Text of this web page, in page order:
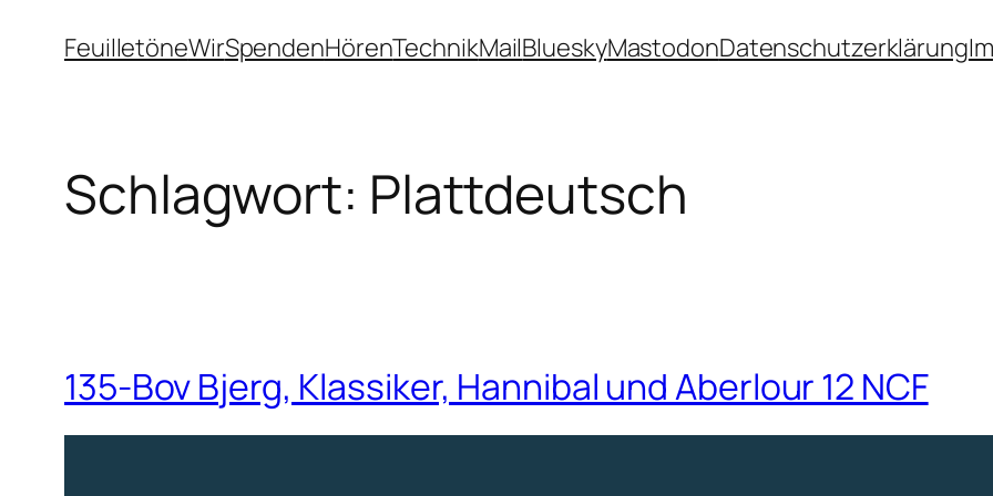
InhaltFeuilletöneWirSpendenHörenTechnikMailBlueskyMastodonDatenschutzerklärung
Schlagwort: Plattdeutsch
135-Bov Bjerg, Klassiker, Hannibal und Aberlour 12 NCF